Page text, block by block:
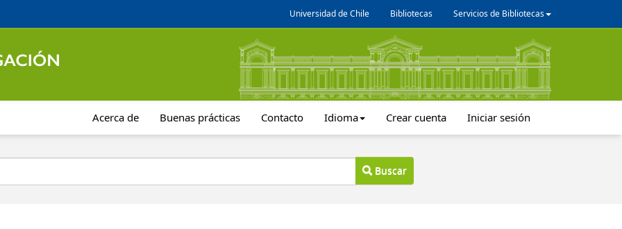
Universidad de Chile Bibliotecas Servicios de Bibliotecas
Acerca de Buenas prácticas Contacto Idioma Crear cuenta Iniciar sesión
Buscar